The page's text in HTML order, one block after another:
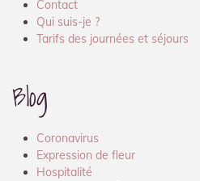
Contact
Qui suis-je ?
Tarifs des journées et séjours
Blog
Coronavirus
Expression de fleur
Hospitalité